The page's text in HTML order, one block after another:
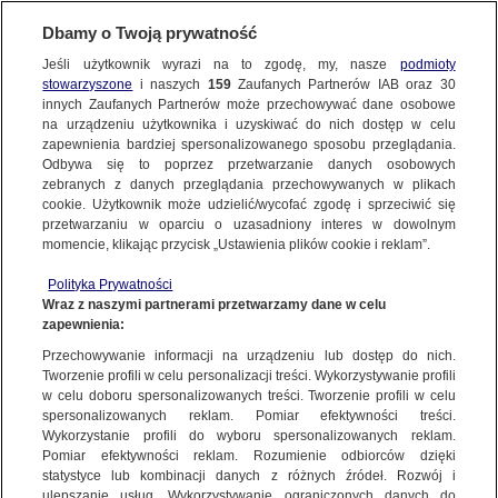
BIURO REKLAMY TVN MEDIA
WYBIERZ STRONĘ
HBO MAX
Player.pl
TVN24 +
TVN
TVN7
TTV
METRO.TV​
TVN24.pl
DiscoveryChannel.pl
TVN Style
Travel Channel​
HGTV
Food Network
TVNFABULA.PL
Dzień Dobry TVN
Co za Tydzień
REWOLUCJE W KUCHNI
RAJSKA MIŁOŚĆ
ŻYCIE JAK W BAJCE
Forbes.pl to cyfrowa wersja magazynów "Forbes" i "Forbes
Women", czyli największych i najbardziej znaczących na polskim
rynku opiniotwórczych magazynów społeczno-ekonomicznych.
Forbes, jako marka, w obydwu wydaniach koncentruje się na
rodzimej przedsiębiorczości z wyraźnym kontekstem trendów
światowych, raportów i rankingów. Serwis stwarza możliwość
prezentacji w otoczeniu wysokiej jakości kontentu
adresowanego do wyselekcjonowanej grupy odbiorców.
PRZEJDŹ DO SERWISU
Dbamy o Twoją prywatność
Jeśli użytkownik wyrazi na to zgodę, my, nasze podmioty
stowarzyszone i naszych 159Zaufanych Partnerów IAB oraz 30
innych Zaufanych Partnerów może przechowywać dane osobowe
na urządzeniu użytkownika i uzyskiwać do nich dostęp w celu
zapewnienia bardziej spersonalizowanego sposobu przeglądania.
Odbywa się to poprzez przetwarzanie danych osobowych
zebranych z danych przeglądania przechowywanych w plikach
cookie. Użytkownik może udzielić/wycofać zgodę i sprzeciwić się
przetwarzaniu w oparciu o uzasadniony interes w dowolnym
momencie, klikając przycisk „Ustawienia plików cookie i reklam”.
Polityka Prywatności
Wraz z naszymi partnerami przetwarzamy dane w celu
zapewnienia:
Przechowywanie informacji na urządzeniu lub dostęp do nich.
Tworzenie profili w celu personalizacji treści. Wykorzystywanie profili
w celu doboru spersonalizowanych treści. Tworzenie profili w celu
spersonalizowanych reklam. Pomiar efektywności treści.
Wykorzystanie profili do wyboru spersonalizowanych reklam.
Pomiar efektywności reklam. Rozumienie odbiorców dzięki
statystyce lub kombinacji danych z różnych źródeł. Rozwój i